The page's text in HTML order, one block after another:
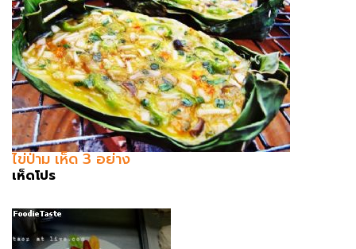
ไข่ป่าม เห็ด 3 อย่าง
เห็ดโปร